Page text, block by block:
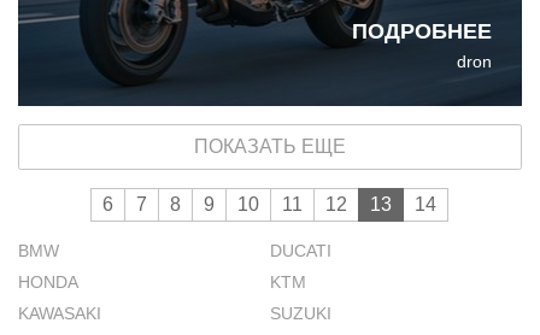
ПОДРОБНЕЕ
обиделись на то, что кроссовер
Multistrada называют
паркетником и заявили "это вы
решили создать такой паркетник,
какому позавидовали бы многие.
dron
ПОКАЗАТЬ ЕЩЕ
6 7 8 9 10 11 12 13 14
BMW
DUCATI
HONDA
KTM
KAWASAKI
SUZUKI